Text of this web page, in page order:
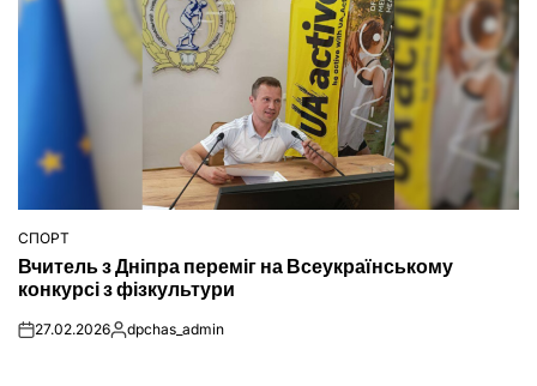
ОПУБЛІКУВАТИ
У
СПОРТ
Вчитель з Дніпра переміг на Всеукраїнському
конкурсі з фізкультури
on27.02.2026Опубліковано
dpchas_admin